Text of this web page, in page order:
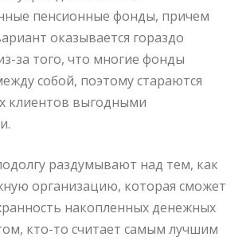
пенсионные фонды, причем
оказывается гораздо
за того, что многие фонды
собой, поэтому стараются
клиентов выгодными
раздумывают над тем, как
организацию, которая сможет
накопленных денежных
кто-то считает самым лучшим